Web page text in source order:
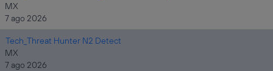
MX
7 ago 2026
Tech_Threat Hunter N2 Detect
MX
7 ago 2026